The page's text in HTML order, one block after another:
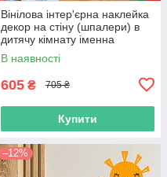
Вінілова інтер'єрна наклейка
декор на стіну (шпалери) в
дитячу кімнату іменна
"Метелики" з Оракалу
В наявності
605 ₴ 705 ₴
Купити
–12%